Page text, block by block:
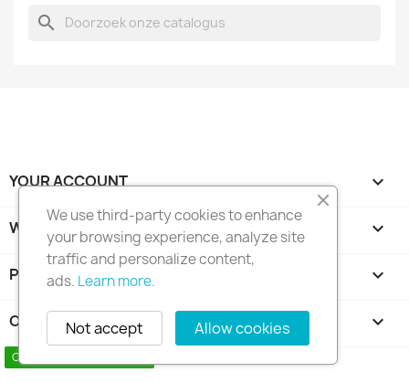
search
YOUR ACCOUNT 
Contact us via WhatsApp
WINKEL INFORMATIE keyboard_arrow_down
PRODUCTEN 
ONS BEDRIJF 
Copyright 2010 - 2025 Seymo Náutica
We use third-party cookies to enhance
your browsing experience, analyze site
traffic and personalize content,
ads. Learn more.
Allow cookies
Not accept